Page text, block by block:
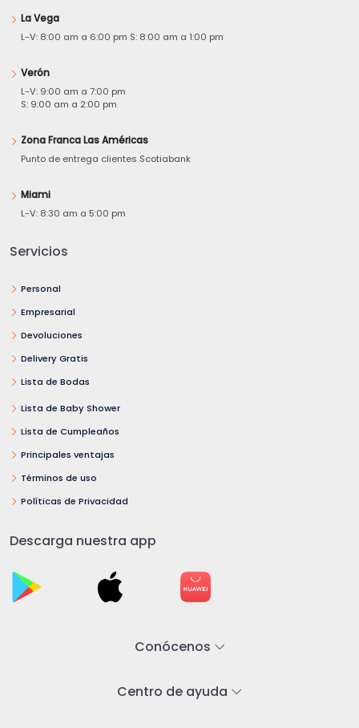
La Vega
L-V: 8:00 am a 6:00 pm S: 8:00 am a 1:00 pm
Verón
L-V: 9:00 am a 7:00 pm
S: 9:00 am a 2:00 pm
Zona Franca Las Américas
Punto de entrega clientes Scotiabank
Miami
L-V: 8:30 am a 5:00 pm
Servicios
Personal
Empresarial
Devoluciones
Delivery Gratis
Lista de Bodas
Lista de Baby Shower
Lista de Cumpleaños
Principales ventajas
Términos de uso
Políticas de Privacidad
Descarga nuestra app
Conócenos
Centro de ayuda